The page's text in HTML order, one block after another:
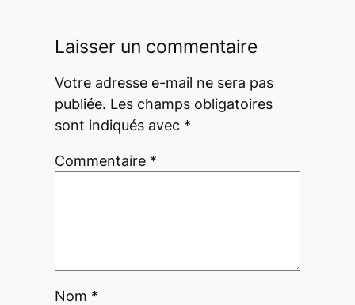
Laisser un commentaire
Votre adresse e-mail ne sera pas
publiée. Les champs obligatoires
sont indiqués avec *
Commentaire *
Nom *